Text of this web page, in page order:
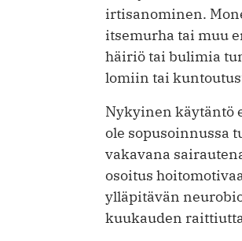
irtisanominen.
itsemurha tai muu
häiriö tai bulimia
lomiin tai
Nykyinen käytäntö
ole sopusoinnussa
vakavana
osoitus
ylläpitävän
kuukauden